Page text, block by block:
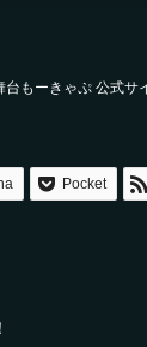
台もーきゃぷ 公式サ
Pocket